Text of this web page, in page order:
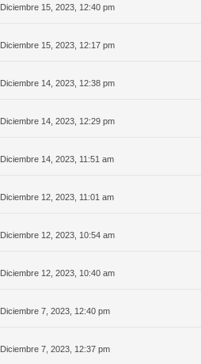
Diciembre 15, 2023, 12:40 pm
Diciembre 15, 2023, 12:17 pm
Diciembre 14, 2023, 12:38 pm
Diciembre 14, 2023, 12:29 pm
Diciembre 14, 2023, 11:51 am
Diciembre 12, 2023, 11:01 am
Diciembre 12, 2023, 10:54 am
Diciembre 12, 2023, 10:40 am
Diciembre 7, 2023, 12:40 pm
Diciembre 7, 2023, 12:37 pm